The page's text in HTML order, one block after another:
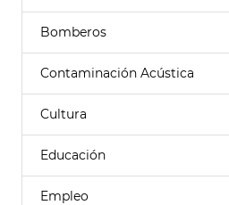
Bomberos
Contaminación Acústica
Cultura
Educación
Empleo